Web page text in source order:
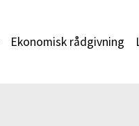
Ekonomisk rådgivning